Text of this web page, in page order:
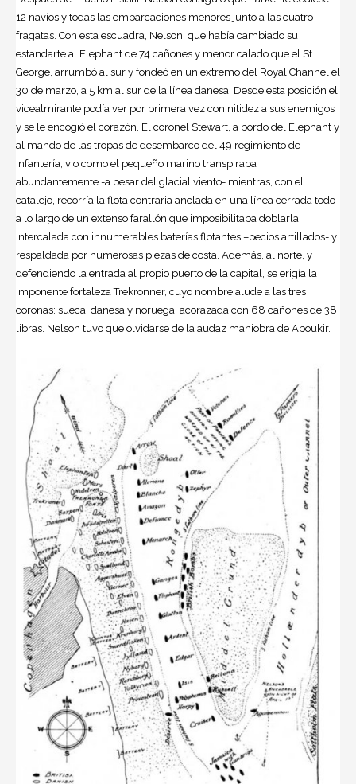
12 navíos y todas las embarcaciones menores junto a las cuatro
fragatas. Con esta escuadra, Nelson, que había cambiado su
estandarte al Elephant de 74 cañones y menor calado que el St
George, arrumbó al sur y fondeó en un extremo del Royal Channel el
30 de marzo, a 5 km al sur de la línea danesa. Desde esta posición el
vicealmirante podía ver por primera vez con nitidez a sus enemigos
y se le encogió el corazón. El coronel Stewart, a bordo del Elephant y
al mando de las tropas de desembarco del 49 regimiento de
infantería, vio como el pequeño marino transpiraba
abundantemente -a pesar del glacial viento- mientras, con el
catalejo, recorría la flota contraria anclada en una línea cerrada todo
a lo largo de un extenso farallón que imposibilitaba doblarla,
intercalada con innumerables baterías flotantes –pecios artillados- y
respaldada por numerosas piezas de costa. Además, al norte, y
defendiendo la entrada al propio puerto de la capital, se erigía la
imponente fortaleza Trekronner, cuyo nombre alude a las tres
coronas: sueca, danesa y noruega, acorazada con 68 cañones de 38
libras. Nelson tuvo que olvidarse de la audaz maniobra de Aboukir.